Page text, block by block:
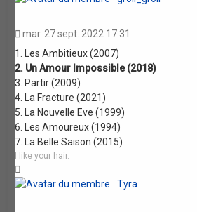
mar. 27 sept. 2022 17:31
1. Les Ambitieux (2007)
2. Un Amour Impossible (2018)
3. Partir (2009)
4. La Fracture (2021)
5. La Nouvelle Eve (1999)
6. Les Amoureux (1994)
7. La Belle Saison (2015)
I like your hair.
Tyra